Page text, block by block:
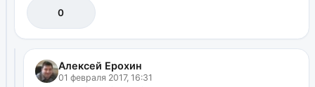
0
Алексей Ерохин
01 февраля 2017, 16:31